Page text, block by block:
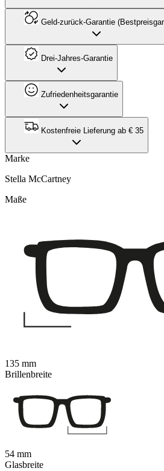
Geld-zurück-Garantie
Drei-Jahres-Garantie
Zufriedenheitsgarantie
Kostenfreie Lieferung ab € 35
Marke
Stella McCartney
Maße
135 mm
Brillenbreite
54 mm
Glasbreite